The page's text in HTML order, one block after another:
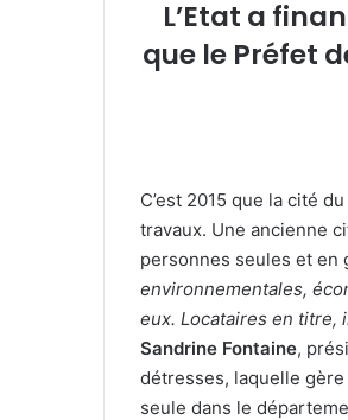
L’Etat a
que le Préfet
C’est 2015 que la cité du
travaux. Une ancienne
personnes seules et en
environnementales,
eux. Locataires en titre,
Sandrine Fontaine,
détresses, laquelle
seule dans le